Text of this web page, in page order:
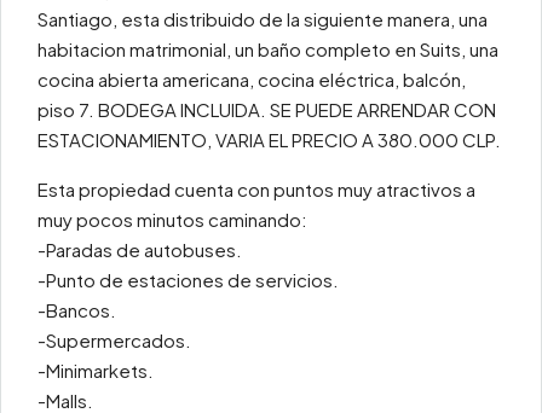
Santiago, esta distribuido de la siguiente manera, una
habitacion matrimonial, un baño completo en Suits, una
cocina abierta americana, cocina eléctrica, balcón,
piso 7. BODEGA INCLUIDA. SE PUEDE ARRENDAR CON
ESTACIONAMIENTO, VARIA EL PRECIO A 380.000 CLP.
Esta propiedad cuenta con puntos muy atractivos a
muy pocos minutos caminando:
-Paradas de autobuses.
-Punto de estaciones de servicios.
-Bancos.
-Supermercados.
-Minimarkets.
-Malls.